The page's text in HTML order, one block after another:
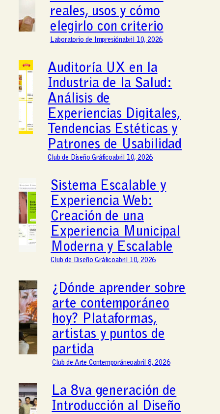
reales, usos y cómo
elegirlo con criterio
Laboratorio de Impresiónabril 10, 2026
Auditoría UX en la
Industria de la Salud:
Análisis de
Experiencias Digitales,
Tendencias Estéticas y
Patrones de Usabilidad
Club de Diseño Gráficoabril 10, 2026
Sistema Escalable y
Experiencia Web:
Creación de una
Experiencia Municipal
Moderna y Escalable
Club de Diseño Gráficoabril 10, 2026
¿Dónde aprender sobre
arte contemporáneo
hoy? Plataformas,
artistas y puntos de
partida
Club de Arte Contemporáneoabril 8, 2026
La 8va generación de
Introducción al Diseño